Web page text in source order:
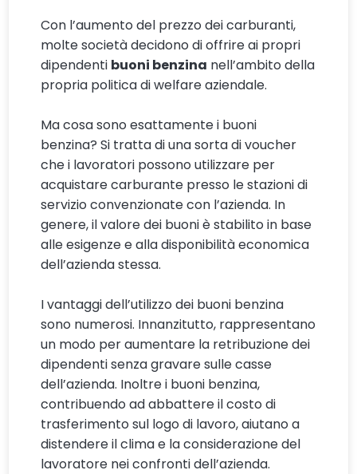
Con l’aumento del prezzo dei carburanti,
molte società decidono di offrire ai propri
dipendenti buoni benzina nell’ambito della
propria politica di welfare aziendale.
Ma cosa sono esattamente i buoni
benzina? Si tratta di una sorta di voucher
che i lavoratori possono utilizzare per
acquistare carburante presso le stazioni di
servizio convenzionate con l’azienda. In
genere, il valore dei buoni è stabilito in base
alle esigenze e alla disponibilità economica
dell’azienda stessa.
I vantaggi dell’utilizzo dei buoni benzina
sono numerosi. Innanzitutto, rappresentano
un modo per aumentare la retribuzione dei
dipendenti senza gravare sulle casse
dell’azienda. Inoltre i buoni benzina,
contribuendo ad abbattere il costo di
trasferimento sul logo di lavoro, aiutano a
distendere il clima e la considerazione del
lavoratore nei confronti dell’azienda.